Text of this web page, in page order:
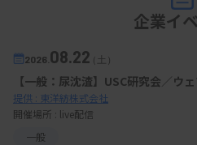
企業イ
2026. 08.22（土）
【一般：尿沈渣】USC研究会／ウ
提供 : 東洋紡株式会社
開催場所 : live配信
一般